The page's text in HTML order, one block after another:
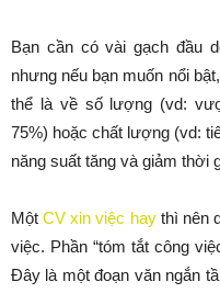
Bạn cần có vài gạch đầu
nhưng nếu bạn muốn nổi
thể là về số lượng (vd:
75%) hoặc chất lượng (vd:
năng suất tăng và giảm thời
MộtCV xin việc haythì nên
việc. Phần “tóm tắt công
Đây là một đoạn văn ngắn